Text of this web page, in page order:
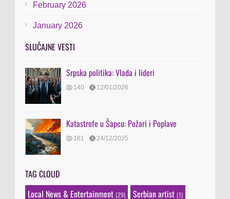
February 2026
January 2026
SLUČAJNE VESTI
Srpska politika: Vlada i lideri
140 12/01/2026
Katastrofe u Šapcu: Požari i Poplave
161 24/12/2025
TAG CLOUD
Local News & Entertainment (29) Serbian artist (1)